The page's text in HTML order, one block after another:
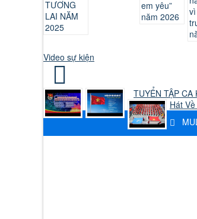
Video sự kiện
TUYỂN TẬP
Hát